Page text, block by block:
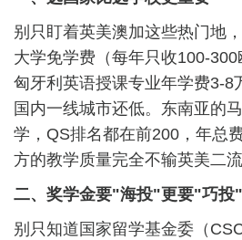
别只盯着英美澳加这些热门地
大学免学费（每年只收100-300
匈牙利英语授课专业年学费3-8
国内一线城市还低。东南亚的
学，QS排名都在前200，年总
方的教学质量完全不输英美二流
二、奖学金要"海投"更要"巧投"
别只知道国家留学基金委（